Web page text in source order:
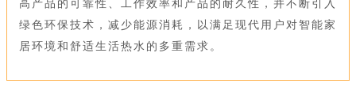
高产品的可靠性、工作效率和产品的耐久性，并不断引入
绿色环保技术，减少能源消耗，以满足现代用户对智能家
居环境和舒适生活热水的多重需求。